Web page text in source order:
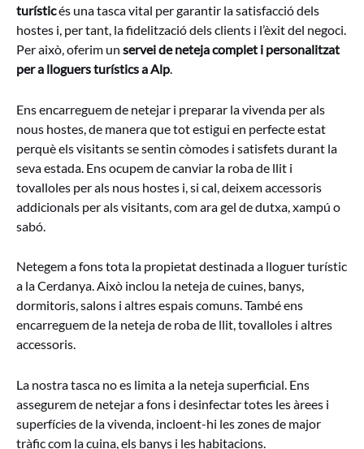
turísticés una tasca vital per garantir la satisfacció dels
hostes i, per tant, la fidelització dels clients i l’èxit del negoci.
Per això, oferim un servei de neteja complet i personalitzat
per a lloguers turístics a Alp.
Ens encarreguem de netejar i preparar la vivenda per als
nous hostes, de manera que tot estigui en perfecte estat
perquè els visitants se sentin còmodes i satisfets durant la
seva estada. Ens ocupem de canviar la roba de llit i
tovalloles per als nous hostes i, si cal, deixem accessoris
addicionals per als visitants, com ara gel de dutxa, xampú o
sabó.
Netegem a fons tota la propietat destinada a lloguer turístic
a la Cerdanya. Això inclou la neteja de cuines, banys,
dormitoris, salons i altres espais comuns. També ens
encarreguem de la neteja de roba de llit, tovalloles i altres
accessoris.
La nostra tasca no es limita a la neteja superficial. Ens
assegurem de netejar a fons i desinfectar totes les àrees i
superfícies de la vivenda, incloent-hi les zones de major
tràfic com la cuina, els banys i les habitacions.